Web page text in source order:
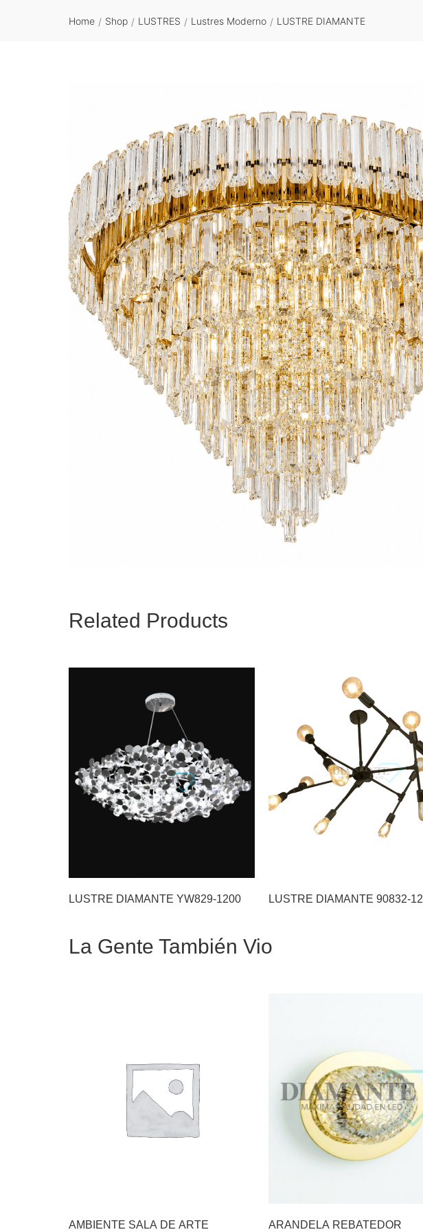
Home / Shop / LUSTRES / Lustres Moderno / LUSTRE DIAMANTE
Related Products
LUSTRE DIAMANTE YW829-1200 LUSTRE DIAMANTE 90832-12
La Gente También Vio
AMBIENTE SALA DE ARTE ARANDELA REBATEDOR